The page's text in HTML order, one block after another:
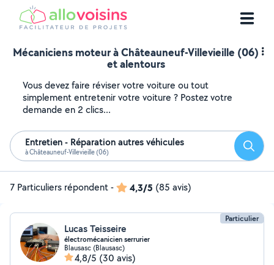
Mécaniciens moteur à Châteauneuf-Villevieille (06)
et alentours
Vous devez faire réviser votre voiture ou tout
simplement entretenir votre voiture ? Postez votre
demande en 2 clics...
Entretien - Réparation autres véhicules
à Châteauneuf-Villevieille (06)
7 Particuliers répondent- 4,3/5 (85 avis)
Particulier
Lucas Teisseire
électromécanicien serrurier
Blausasc (Blausasc)
4,8/5 (30 avis)